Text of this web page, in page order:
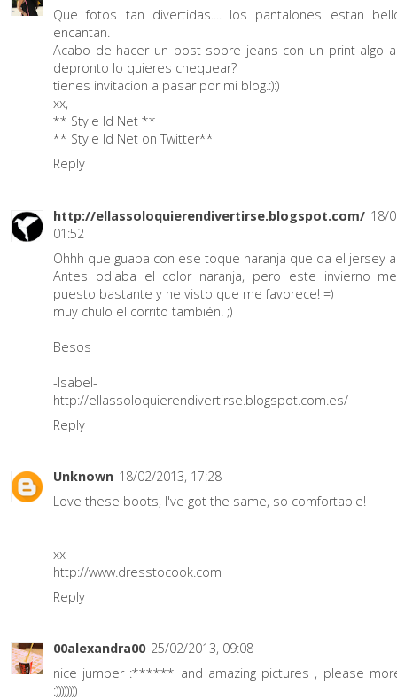
Que fotos tan divertidas.... los pantalones estan
encantan.
Acabo de hacer un post sobre jeans con un print algo
depronto lo quieres chequear?
tienes invitacion a pasar por mi blog.:):)
xx,
** Style Id Net **
** Style Id Net on Twitter**
Reply
http://ellassoloquierendivertirse.blogspot.com/ 18/
01:52
Ohhh que guapa con ese toque naranja que da el jersey
Antes odiaba el color naranja, pero este invierno
puesto bastante y he visto que me favorece! =)
muy chulo el corrito también! ;)
Besos
-Isabel-
http://ellassoloquierendivertirse.blogspot.com.es/
Reply
Unknown 18/02/2013, 17:28
Love these boots, I've got the same, so comfortable!
xx
http://www.dresstocook.com
Reply
00alexandra00 25/02/2013, 09:08
nice jumper :****** and amazing pictures , please
:))))))))